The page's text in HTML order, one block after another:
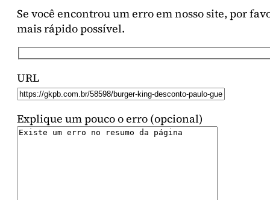
Se você encontrou um erro em nosso site, por
mais rápido possível.
URL
Explique um pouco o erro (opcional)